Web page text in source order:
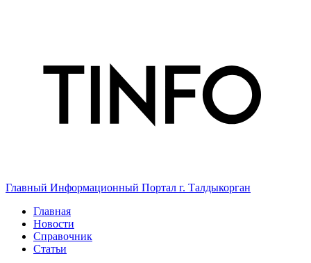
Главный Информационный Портал г. Талдыкорган
Главная
Новости
Справочник
Статьи